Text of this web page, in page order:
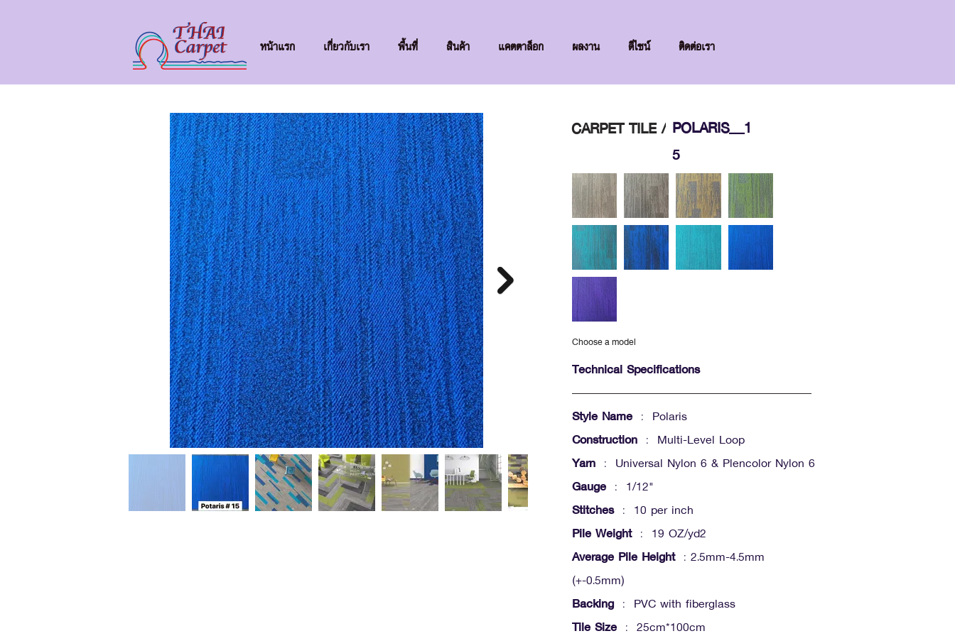
หน้าแรก เกี่ยวกับเรา พื้นที่ สินค้า แคตตาล็อก ผลงาน ดีไซน์ ติดต่อเรา
CARPET TILE / POLARIS_1
5
Choose a model
Technical Specifications
Style Name : Polaris
Construction : Multi-Level Loop
Yarn : Universal Nylon 6 & Plencolor Nylon 6
Gauge : 1/12"
Stitches: 10 per inch
Pile Weight: 19 OZ/yd2
Average Pile Height: 2.5mm-4.5mm
(+-0.5mm)
Backing : PVC with fiberglass
Tile Size : 25cm*100cm